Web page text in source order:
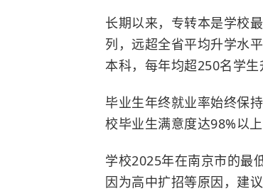
长期以来，专转本是学校
列，远超全省平均升学水
本科，每年均超250名学生
毕业生年终就业率始终保
校毕业生满意度达98%以上
学校2025年在南京市的最
因为高中扩招等原因，建